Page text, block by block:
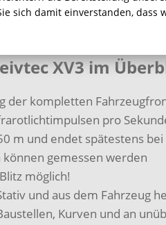
des Kreises trotz etwa
XV3 im
der kompletten
pro
m und endet spätestens
gemessen werden
möglich!
und aus dem Fahrzeug
Kurven und an
sich damit einverstanden, dass